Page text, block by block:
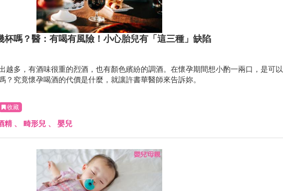
杯嗎？醫：有喝有風險！小心胎兒有「這三種」缺陷
越多，有酒味很重的烈酒，也有顏色繽紛的調酒。在懷孕期間想小酌一兩口，是可以
？究竟懷孕喝酒的代價是什麼，就讓許書華醫師來告訴妳。
收藏
精 、 畸形兒 、 嬰兒